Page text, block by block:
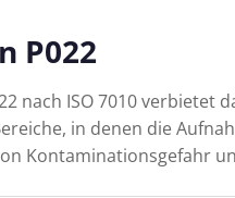
P022
nach ISO 7010 verbietet
in denen die
Kontaminationsgefahr